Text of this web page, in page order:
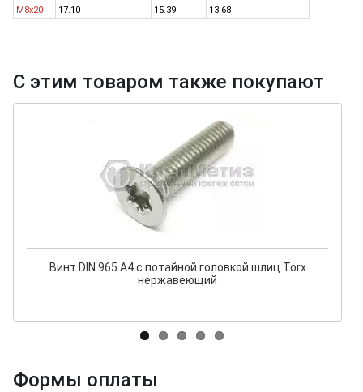
M8x20
17.10 15.39 13.68
С этим товаром также покупают
Винт DIN 965 A4 с потайной головкой шлиц Torx
нержавеющий
Формы оплаты